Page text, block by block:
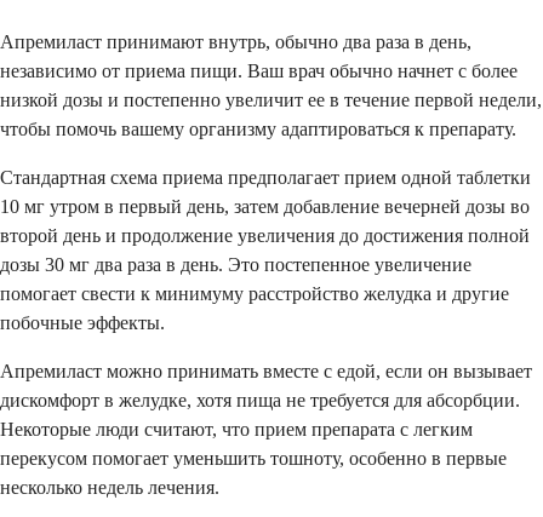
Апремиласт принимают внутрь, обычно два раза в день,
независимо от приема пищи. Ваш врач обычно начнет с более
низкой дозы и постепенно увеличит ее в течение первой недели,
чтобы помочь вашему организму адаптироваться к препарату.
Стандартная схема приема предполагает прием одной таблетки
10 мг утром в первый день, затем добавление вечерней дозы во
второй день и продолжение увеличения до достижения полной
дозы 30 мг два раза в день. Это постепенное увеличение
помогает свести к минимуму расстройство желудка и другие
побочные эффекты.
Апремиласт можно принимать вместе с едой, если он вызывает
дискомфорт в желудке, хотя пища не требуется для абсорбции.
Некоторые люди считают, что прием препарата с легким
перекусом помогает уменьшить тошноту, особенно в первые
несколько недель лечения.